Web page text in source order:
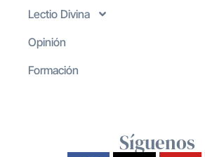
Lectio Divina
Opinión
Formación
Síguenos